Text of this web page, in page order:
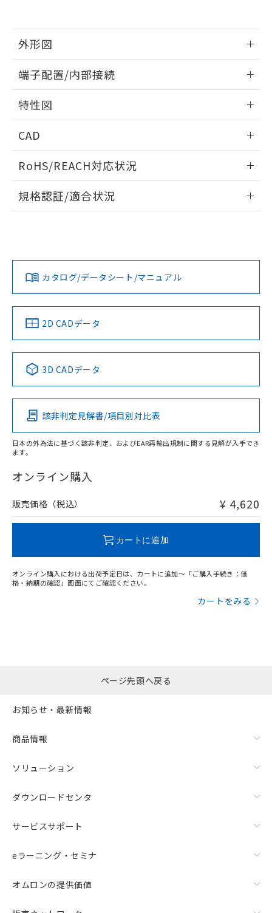
外形図
外形図
端子配置/内部接続
端子配置/内部接続
特性図
開閉容量
CAD
ドすることができます。
ログイン/会員登録
ダウンロードデータをご利用いただく前に、以下を必ずお読
みください。
ソフトウェアの使用条件
RoHS/REACH対応状況
EU RoHS 注意事項・凡例
対応済み
中国 RoHS 注意事項・凡例
Pb Hg Cd Cr(VI)
O
在庫等で未対応品が混在する可能性があります。
問い合わせください。
規格認証/適合状況
LR型式承認
（イギリス
船舶規格）
DNV型式承認
（ノルウェー
BV型式承認
（フランス
KR型式
（韓国
No No No No
この製品の規格認証/適合状況ページへ
その他の認証はこちらのページからご検索ください
カタログ/データシート/マニュアル
2D CADデータ
3D CADデータ
該非判定見解書/項目別対比表
日本の外為法に基づく該非判定、およびEAR再輸出規制に関する見解が入手でき
ます。
オンライン購入
販売価格（税込） ¥ 4,620
カートに追加
オンライン購入における出荷予定日は、カートに追加～「ご購入手続き：価
格・納期の確認」画面にてご確認ください。
カートをみる
欄に対応日を記載しておりました。
既に当社にて対応品への在庫切替を完了
していることから、特段のことがない限
り、2022年1月12日より割愛しておりま
す。
ページ先頭へ戻る
お知らせ・最新情報
商品情報
ソリューション
ダウンロードセンタ
サービスサポート
eラーニング・セミナ
オムロンの提供価値